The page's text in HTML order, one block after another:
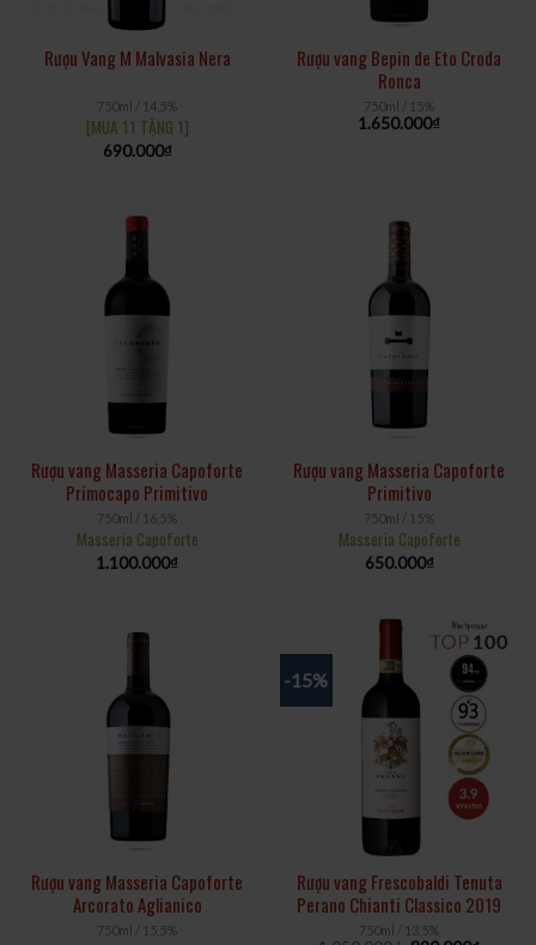
Rượu Vang M Malvasia Nera
750ml / 14,5%
[MUA 11 TẶNG 1]
690.000₫
Rượu vang Bepin de Eto Croda
Ronca
750ml / 15%
1.650.000₫
Rượu vang Masseria Capoforte
Primocapo Primitivo
750ml / 16,5%
Masseria Capoforte
1.100.000₫
Rượu vang Masseria Capoforte
Primitivo
750ml / 15%
Masseria Capoforte
650.000₫
Rượu vang Masseria Capoforte
Arcorato Aglianico
750ml / 15,5%
-15%
Rượu vang Frescobaldi Tenuta
Perano Chianti Classico 2019
750ml / 13,5%